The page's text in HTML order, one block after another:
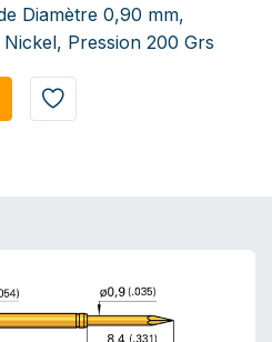
Diamètre 0,90 mm,
Pression 200 Grs